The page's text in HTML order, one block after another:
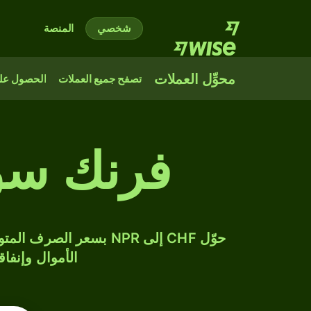
شخصي المنصة
محوِّل العملات تصفح جميع العملات الحصول
فرنك
الأموال